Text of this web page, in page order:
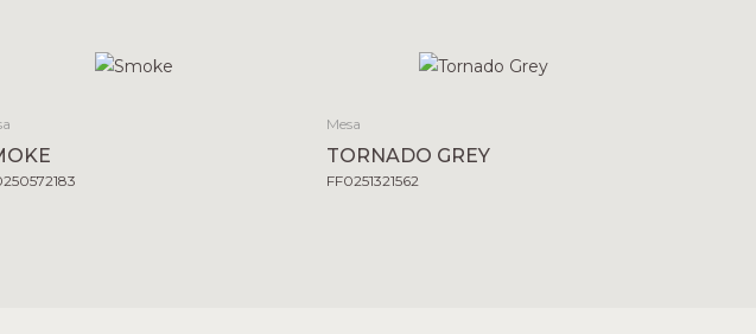
Mesa
TORNADO GREY
FF0251321562